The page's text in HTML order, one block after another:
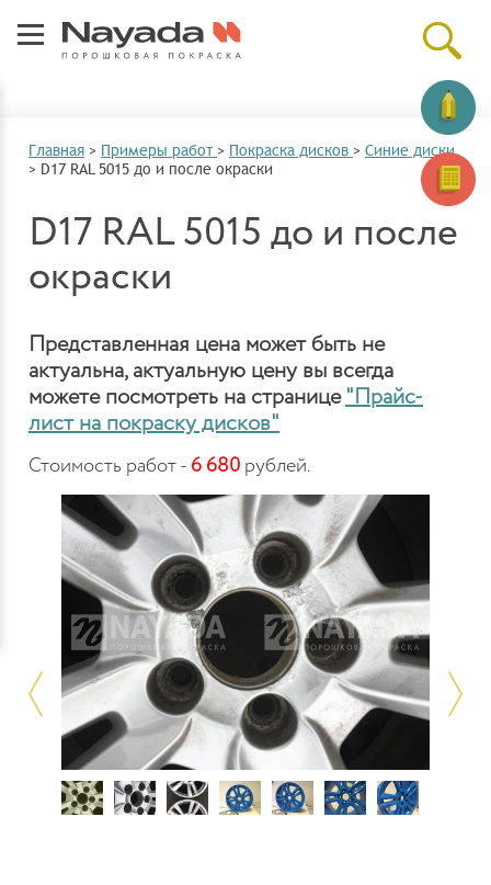
Главная > Примеры работ > Покраска дисков > Синие диски
> D17 RAL 5015 до и после окраски
D17 RAL 5015 до и после
окраски
Представленная цена может быть не
актуальна, актуальную цену вы всегда
можете посмотреть на странице "Прайс-
лист на покраску дисков"
Стоимость работ - 6 680 рублей.